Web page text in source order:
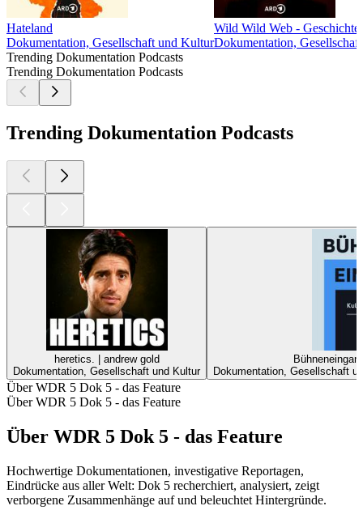
Hateland
Dokumentation, Gesellschaft und Kultur
Wild Wild Web -
Dokumentation,
Trending Dokumentation Podcasts
Trending Dokumentation Podcasts
Trending Dokumentation Podcasts
heretics. | andrew gold
Dokumentation, Gesellschaft und Kultur
Dokumentation, Gesellschaft
Über WDR 5 Dok 5 - das Feature
Über WDR 5 Dok 5 - das Feature
Über WDR 5 Dok 5 - das Feature
Hochwertige Dokumentationen, investigative Reportagen,
Eindrücke aus aller Welt: Dok 5 recherchiert, analysiert, zeigt
verborgene Zusammenhänge auf und beleuchtet Hintergründe.